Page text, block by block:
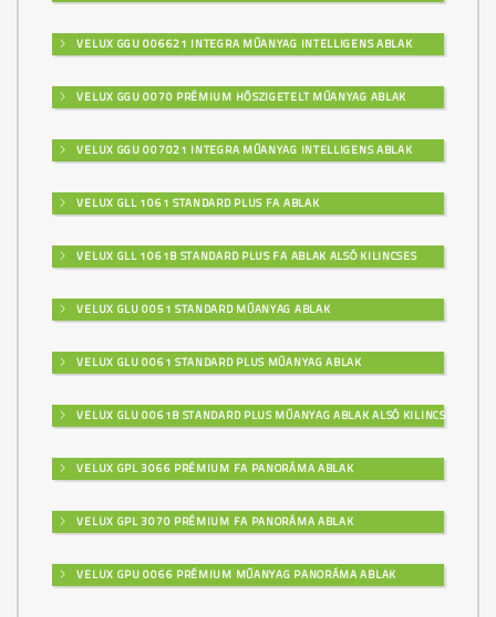
VELUX GGU 006621 INTEGRA MŰANYAG INTELLIGENS ABLAK
VELUX GGU 0070 PRÉMIUM HŐSZIGETELT MŰANYAG ABLAK
VELUX GGU 007021 INTEGRA MŰANYAG INTELLIGENS ABLAK
VELUX GLL 1061 STANDARD PLUS FA ABLAK
VELUX GLL 1061B STANDARD PLUS FA ABLAK ALSÓ KILINCSES
VELUX GLU 0051 STANDARD MŰANYAG ABLAK
VELUX GLU 0061 STANDARD PLUS MŰANYAG ABLAK
VELUX GLU 0061B STANDARD PLUS MŰANYAG ABLAK ALSÓ KILINCSES
VELUX GPL 3066 PRÉMIUM FA PANORÁMA ABLAK
VELUX GPL 3070 PRÉMIUM FA PANORÁMA ABLAK
VELUX GPU 0066 PRÉMIUM MŰANYAG PANORÁMA ABLAK